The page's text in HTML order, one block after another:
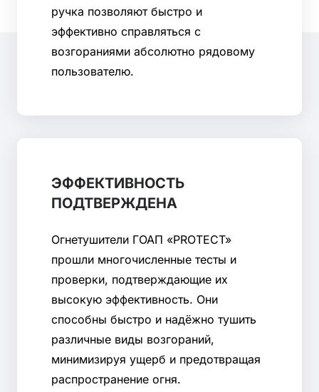
ручка позволяют быстро и
эффективно справляться с
возгораниями абсолютно рядовому
пользователю.
ЭФФЕКТИВНОСТЬ
ПОДТВЕРЖДЕНА
Огнетушители ГОАП «PROTECT»
прошли многочисленные тесты и
проверки, подтверждающие их
высокую эффективность. Они
способны быстро и надёжно тушить
различные виды возгораний,
минимизируя ущерб и предотвращая
распространение огня.